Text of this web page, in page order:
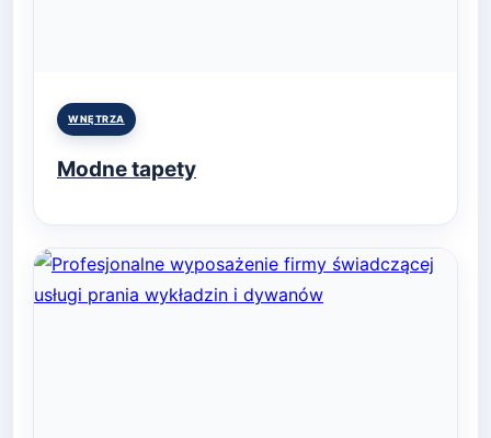
Posted
WNĘTRZA
Modne tapety